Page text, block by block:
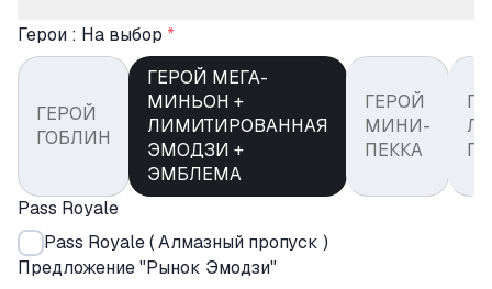
Герои : На выбор *
ГЕРОЙ
ГОБЛИН
ГЕРОЙ МЕГА-
МИНЬОН +
ЛИМИТИРОВАННАЯ
ЭМОДЗИ +
ЭМБЛЕМА
ГЕРОЙ
МИНИ-
ПЕККА
Pass Royale
Pass Royale ( Алмазный пропуск )
Предложение "Рынок Эмодзи"